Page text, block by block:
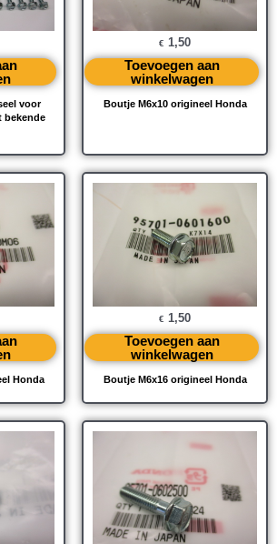
voor
bekende
Boutje M6x10 origineel Honda
€ 1,50
Toevoegen aan
winkelwagen
Honda Boutje M6x16 origineel Honda
€ 1,50
Toevoegen aan
winkelwagen